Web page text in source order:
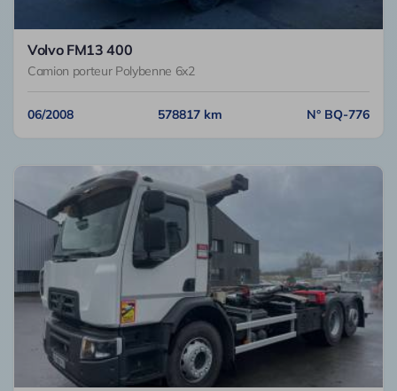
Volvo FM13 400
Camion porteur Polybenne 6x2
06/2008 578817 km N° BQ-776